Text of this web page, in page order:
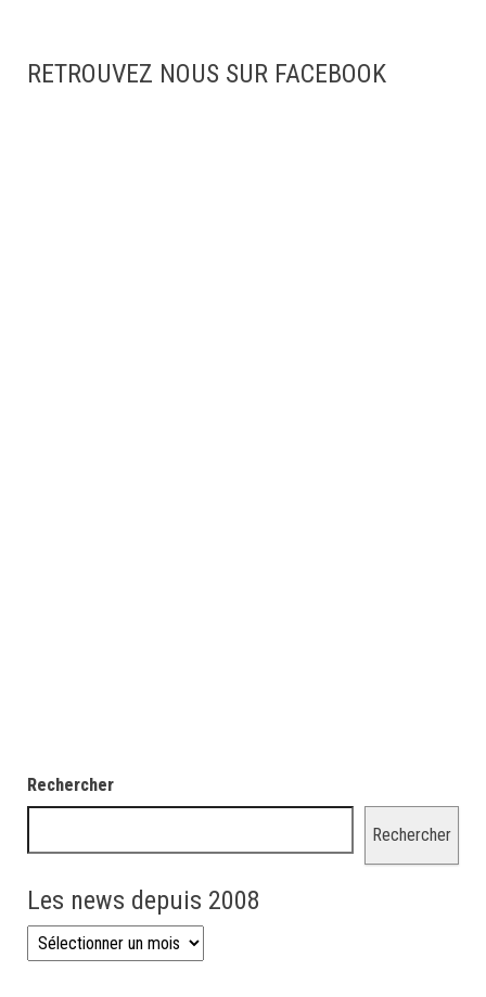
RETROUVEZ NOUS SUR FACEBOOK
Rechercher
Rechercher
Les news depuis 2008
Les news depuis 2008